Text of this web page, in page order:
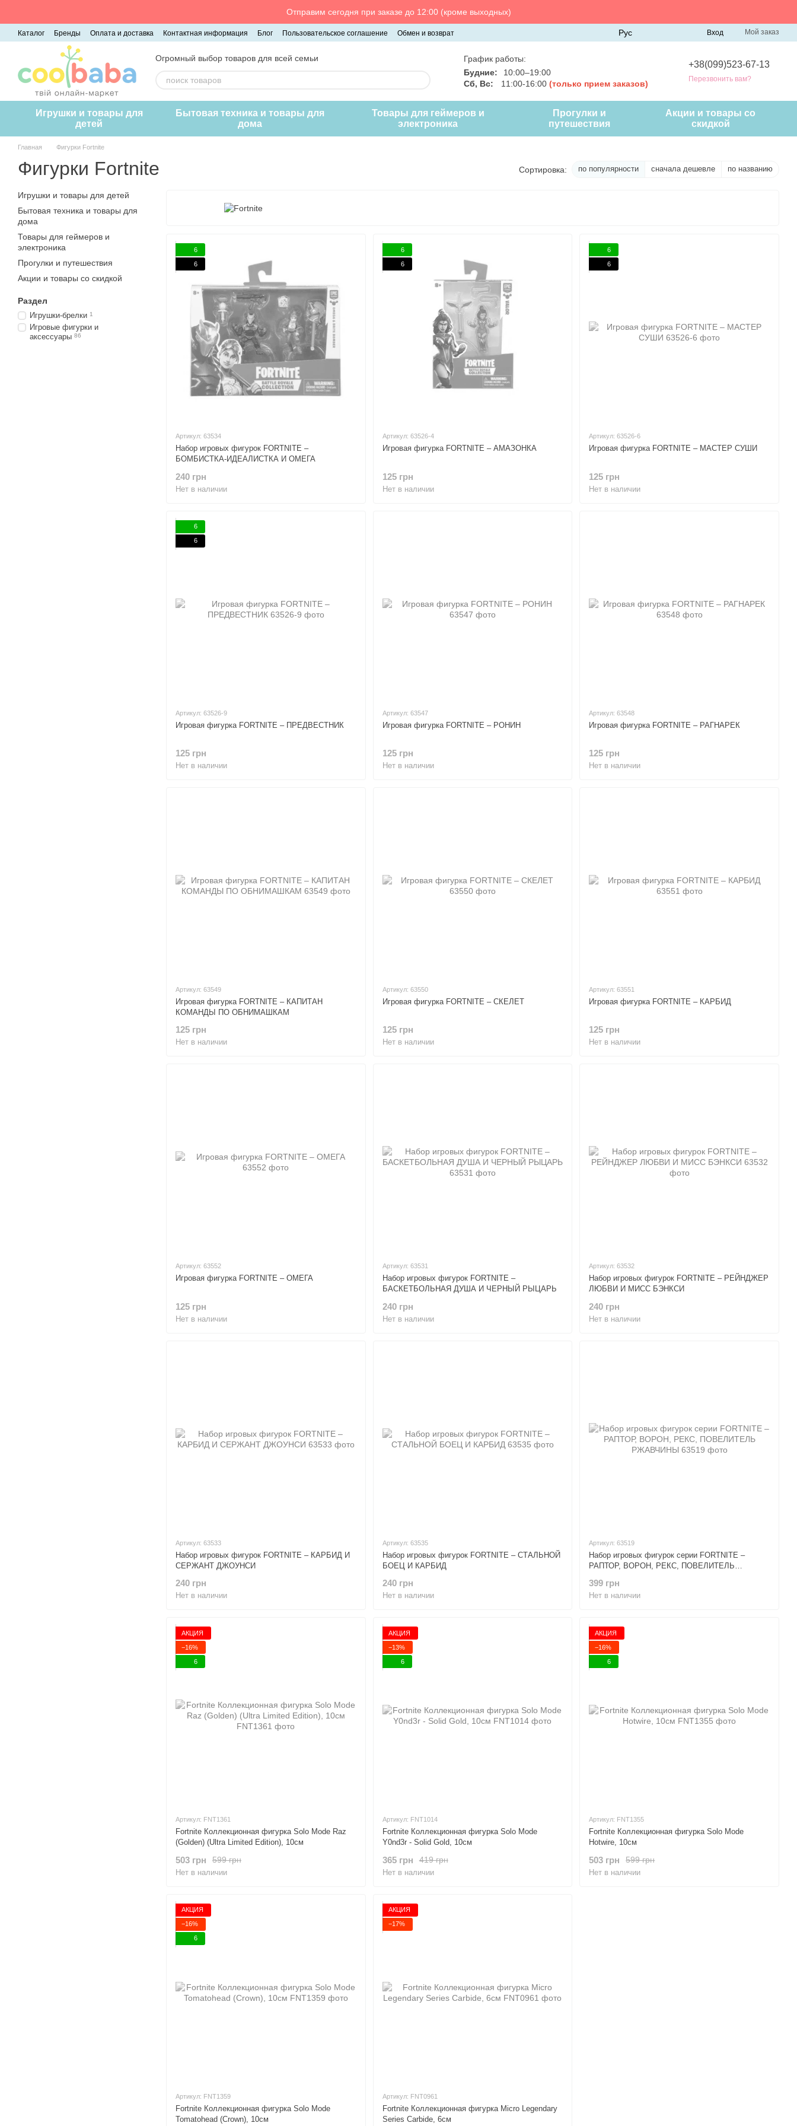
Отправим сегодня при заказе до 12:00 (кроме выходных)
Каталог Бренды Оплата и доставка Контактная информация Блог Пользовательское соглашение Обмен и возврат Рус Вход Мой заказ
Огромный выбор товаров для всей семьи
График работы:
Будние:
10:00–19:00
Сб, Вс:
11:00-16:00 (только прием заказов)
+38(099)523-67-13
Перезвонить вам?
Игрушки и товары для
детей
Бытовая техника и товары для
дома
Товары для геймеров и
электроника
Прогулки и
путешествия
Акции и товары со
скидкой
Главная Фигурки Fortnite
Фигурки Fortnite Сортировка: по популярности сначала дешевле по названию
6
6
Артикул: 63534
Набор игровых фигурок FORTNITE –
БОМБИСТКА-ИДЕАЛИСТКА И ОМЕГА
240 грн
Нет в наличии
6
6
Артикул: 63526-4
Игровая фигурка FORTNITE – АМАЗОНКА
125 грн
Нет в наличии
6
6
Артикул: 63526-6
Игровая фигурка FORTNITE – МАСТЕР СУШИ
125 грн
Нет в наличии
6
6
Артикул: 63526-9
Игровая фигурка FORTNITE – ПРЕДВЕСТНИК
125 грн
Нет в наличии
Артикул: 63547
Игровая фигурка FORTNITE – РОНИН
125 грн
Нет в наличии
Артикул: 63548
Игровая фигурка FORTNITE – РАГНАРЕК
125 грн
Нет в наличии
Артикул: 63549
Игровая фигурка FORTNITE – КАПИТАН
КОМАНДЫ ПО ОБНИМАШКАМ
125 грн
Нет в наличии
Артикул: 63550
Игровая фигурка FORTNITE – СКЕЛЕТ
125 грн
Нет в наличии
Артикул: 63551
Игровая фигурка FORTNITE – КАРБИД
125 грн
Нет в наличии
Артикул: 63552
Игровая фигурка FORTNITE – ОМЕГА
125 грн
Нет в наличии
Артикул: 63531
Набор игровых фигурок FORTNITE –
БАСКЕТБОЛЬНАЯ ДУША И ЧЕРНЫЙ РЫЦАРЬ
240 грн
Нет в наличии
Артикул: 63532
Набор игровых фигурок FORTNITE – РЕЙНДЖЕР
ЛЮБВИ И МИСС БЭНКСИ
240 грн
Нет в наличии
Артикул: 63533
Набор игровых фигурок FORTNITE – КАРБИД И
СЕРЖАНТ ДЖОУНСИ
240 грн
Нет в наличии
Артикул: 63535
Набор игровых фигурок FORTNITE – СТАЛЬНОЙ
БОЕЦ И КАРБИД
240 грн
Нет в наличии
Артикул: 63519
Набор игровых фигурок серии FORTNITE –
РАПТОР, ВОРОН, РЕКС, ПОВЕЛИТЕЛЬ
399 грн
Нет в наличии
АКЦИЯ
−16%
6
Артикул: FNT1361
Fortnite Коллекционная фигурка Solo Mode Raz
(Golden) (Ultra Limited Edition), 10см
599 грн
503 грн
Нет в наличии
АКЦИЯ
−13%
6
Артикул: FNT1014
Fortnite Коллекционная фигурка Solo Mode
Y0nd3r - Solid Gold, 10см
419 грн
365 грн
Нет в наличии
АКЦИЯ
−16%
6
Артикул: FNT1355
Fortnite Коллекционная фигурка Solo Mode
Hotwire, 10см
599 грн
503 грн
Нет в наличии
АКЦИЯ
−16%
6
Артикул: FNT1359
Fortnite Коллекционная фигурка Solo Mode
Tomatohead (Crown), 10см
АКЦИЯ
−17%
Артикул: FNT0961
Fortnite Коллекционная фигурка Micro Legendary
Series Carbide, 6см
Игрушки и товары для детей
Бытовая техника и товары для
дома
Товары для геймеров и
электроника
Прогулки и путешествия
Акции и товары со скидкой
Раздел
Игрушки-брелки 1
Игровые фигурки и
аксессуары 86